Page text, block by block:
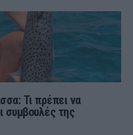
Τι πρέπει να
συμβουλές της